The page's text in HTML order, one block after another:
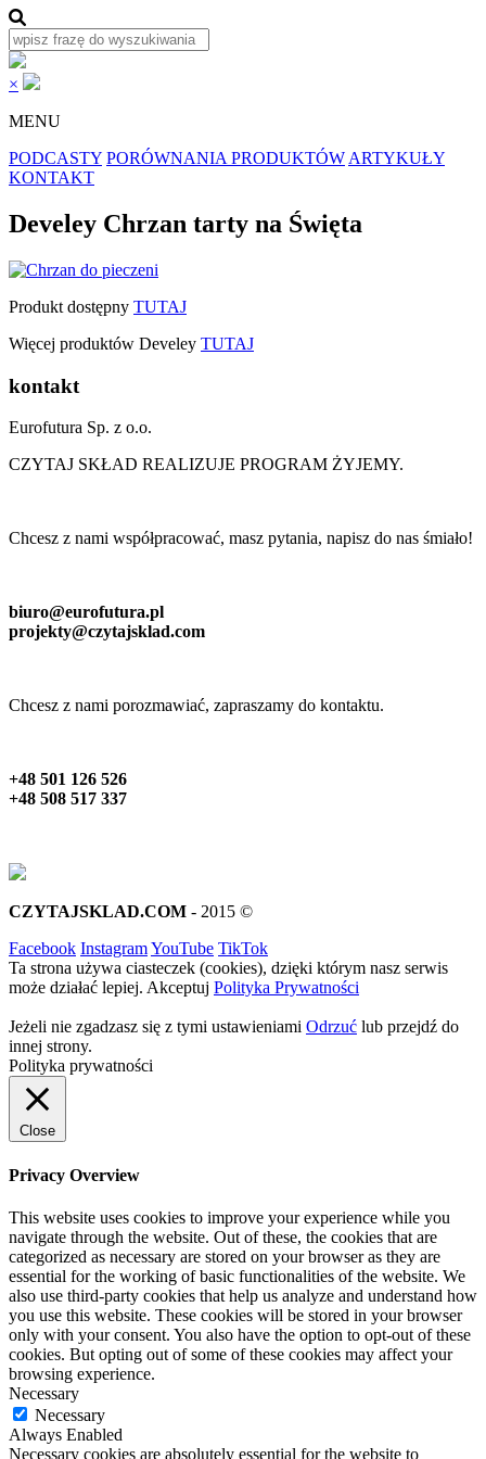
×
MENU
PODCASTY PORÓWNANIA PRODUKTÓW ARTYKUŁY
KONTAKT
Develey Chrzan tarty na Święta
Produkt dostępny TUTAJ
Więcej produktów Develey TUTAJ
kontakt
Eurofutura Sp. z o.o.
CZYTAJ SKŁAD REALIZUJE PROGRAM ŻYJEMY.
Chcesz z nami współpracować, masz pytania, napisz do nas śmiało!
biuro@eurofutura.pl
projekty@czytajsklad.com
Chcesz z nami porozmawiać, zapraszamy do kontaktu.
+48 501 126 526
+48 508 517 337
CZYTAJSKLAD.COM - 2015 ©
Facebook InstagramYouTube TikTok
Ta strona używa ciasteczek (cookies), dzięki którym nasz serwis
może działać lepiej. Akceptuj Polityka Prywatności
Jeżeli nie zgadzasz się z tymi ustawieniami Odrzuć lub przejdź do
innej strony.
Polityka prywatności
Close
Privacy Overview
This website uses cookies to improve your experience while you
navigate through the website. Out of these, the cookies that are
categorized as necessary are stored on your browser as they are
essential for the working of basic functionalities of the website. We
also use third-party cookies that help us analyze and understand how
you use this website. These cookies will be stored in your browser
only with your consent. You also have the option to opt-out of these
cookies. But opting out of some of these cookies may affect your
browsing experience.
Necessary
Necessary
Always Enabled
Necessary cookies are absolutely essential for the website to